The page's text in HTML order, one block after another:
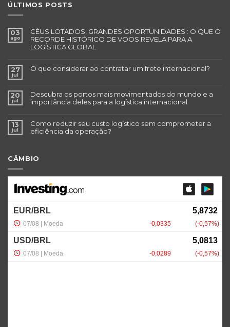
ÚLTIMOS POSTS
03
ago
CÉUS LOTADOS, GRANDES OPORTUNIDADES : O QUE O
RECORDE HISTÓRICO DE VOOS REVELA PARA A
LOGÍSTICA GLOBAL
27
jul
O que considerar ao contratar um frete internacional?
20
jul
Descubra os portos mais movimentados do mundo e a
importância deles para a logística internacional
13
jul
Como reduzir seu custo logístico sem comprometer a
eficiência da operação?
CÂMBIO